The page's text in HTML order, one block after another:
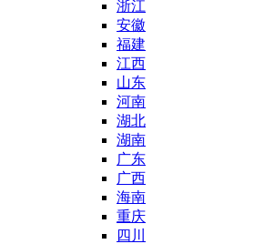
浙江
安徽
福建
江西
山东
河南
湖北
湖南
广东
广西
海南
重庆
四川